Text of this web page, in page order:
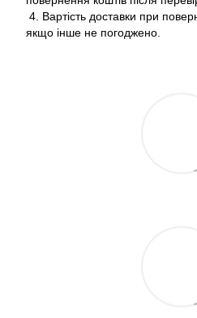
4. Вартість доставки при
якщо інше не погоджено.